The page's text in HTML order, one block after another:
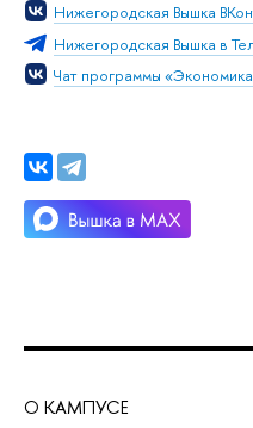
Нижегородская Вышка
Нижегородская Вышка в
Чат программы
О КАМПУСЕ